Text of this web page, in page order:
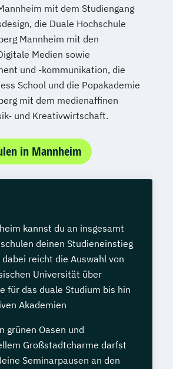
mit dem Studiengang
die Duale Hochschule
Mannheim mit den
Medien sowie
und -kommunikation, die
School und die Popakademie
mit dem medienaffinen
und Kreativwirtschaft.
in Mannheim
kannst du an insgesamt
deinen Studieneinstieg
dabei reicht die Auswahl von
Universität über
für das duale Studium bis hin
Akademien
grünen Oasen und
Großstadtcharme darfst
Seminarpausen an den